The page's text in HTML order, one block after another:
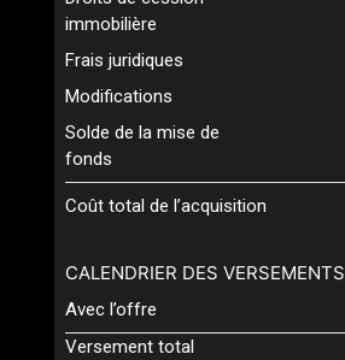
immobilière
Frais juridiques
Modifications
Solde de la mise de
fonds
Coût total de l’acquisition
CALENDRIER DES VERSEMENTS
Avec l’offre
Versement total